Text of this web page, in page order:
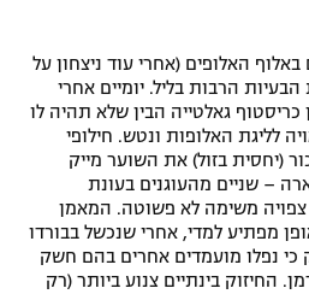
האלופים (אחרי עוד ניצחון על
הרבות בליל. יומיים אחרי
גאלטייה הבין שלא תהיה לו
לליגת האלופות ונטש. חילופי
(יחסית בזול) את השוער מייק
– שניים מהעוגנים בעונת
צפויה משימה לא פשוטה. המאמן
מפתיע למדי, אחרי שנכשל בבורדו
כי נפלו מועמדים אחרים בהם חשק
החיזוק בינתיים צנוע ביותר (רק